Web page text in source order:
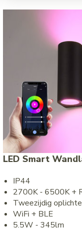
LED Smart
IP44
2700K - 6500K +
Tweezijdig
WiFi + BLE
5.5W - 345lm